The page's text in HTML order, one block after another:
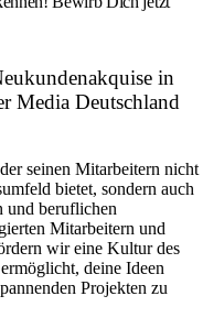
in
Media Deutschland
seinen Mitarbeitern nicht
bietet, sondern auch
und beruflichen
Mitarbeitern und
wir eine Kultur des
deine Ideen
Projekten zu